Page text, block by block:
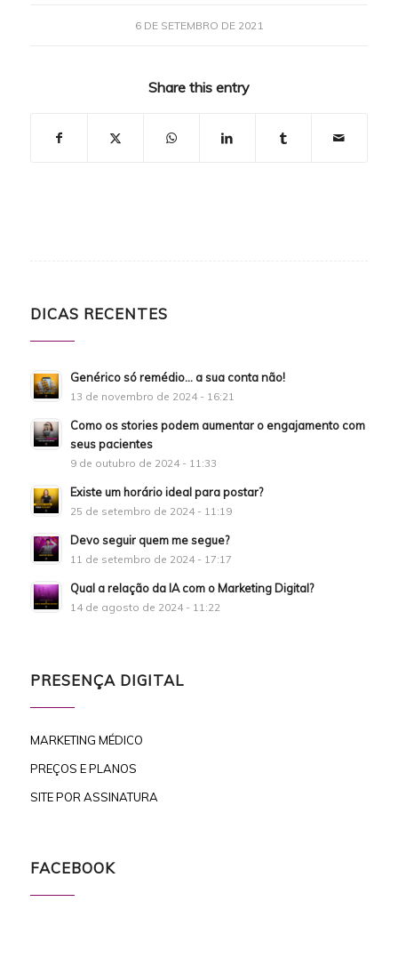
6 DE SETEMBRO DE 2021
Share this entry
DICAS RECENTES
Genérico só remédio… a sua conta não!
13 de novembro de 2024 - 16:21
Como os stories podem aumentar o engajamento com
seus pacientes
9 de outubro de 2024 - 11:33
Existe um horário ideal para postar?
25 de setembro de 2024 - 11:19
Devo seguir quem me segue?
11 de setembro de 2024 - 17:17
Qual a relação da IA com o Marketing Digital?
14 de agosto de 2024 - 11:22
PRESENÇA DIGITAL
MARKETING MÉDICO
PREÇOS E PLANOS
SITE POR ASSINATURA
FACEBOOK